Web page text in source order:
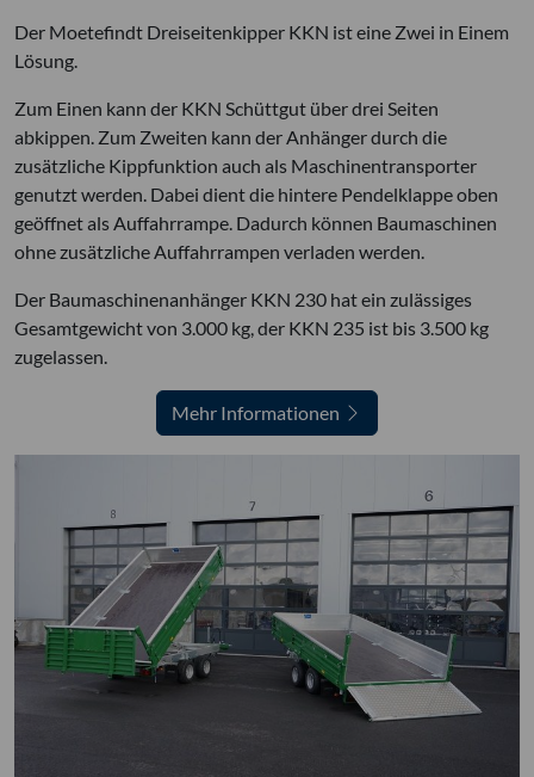
Der Moetefindt Dreiseitenkipper KKN ist eine Zwei in Einem
Lösung.
Zum Einen kann der KKN Schüttgut über drei Seiten
abkippen. Zum Zweiten kann der Anhänger durch die
zusätzliche Kippfunktion auch als Maschinentransporter
genutzt werden. Dabei dient die hintere Pendelklappe oben
geöffnet als Auffahrrampe. Dadurch können Baumaschinen
ohne zusätzliche Auffahrrampen verladen werden.
Der Baumaschinenanhänger KKN 230 hat ein zulässiges
Gesamtgewicht von 3.000 kg, der KKN 235 ist bis 3.500 kg
zugelassen.
Mehr Informationen